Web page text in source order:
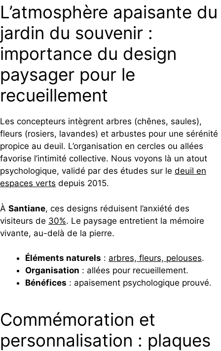
L’atmosphère apaisante du
jardin du souvenir :
importance du design
paysager pour le
recueillement
Les concepteurs intègrent arbres (chênes, saules),
fleurs (rosiers, lavandes) et arbustes pour une sérénité
propice au deuil. L’organisation en cercles ou allées
favorise l’intimité collective. Nous voyons là un atout
psychologique, validé par des études sur le deuil en
espaces verts depuis 2015.
À Santiane, ces designs réduisent l’anxiété des
visiteurs de 30%. Le paysage entretient la mémoire
vivante, au-delà de la pierre.
Éléments naturels : arbres, fleurs, pelouses.
Organisation : allées pour recueillement.
Bénéfices : apaisement psychologique prouvé.
Commémoration et
personnalisation : plaques